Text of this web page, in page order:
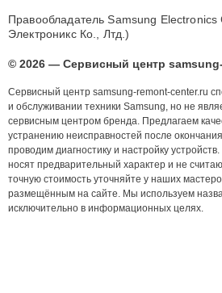
Правообладатель Samsung
Электроникс Ко., Лтд.)
© 2026 — Сервисный центр
Сервисный центр samsung-remont-center.ru
и обслуживании техники Samsung, но не
сервисным центром бренда. Предлагаем
устранению неисправностей после
проводим диагностику и настройку
носят предварительный характер и не
точную стоимость уточняйте у наших
размещённым на сайте. Мы используем
исключительно в информационных целях.